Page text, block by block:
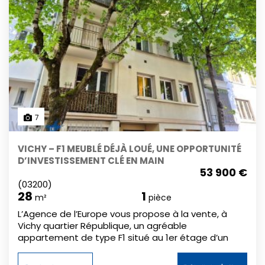
une buanderie + au sous-sol une cave.
7
VICHY – F1 MEUBLÉ DÉJÀ LOUÉ, UNE OPPORTUNITÉ
D’INVESTISSEMENT CLÉ EN MAIN
53 900 €
(03200)
28 m² 1 pièce
L’Agence de l’Europe vous propose à la vente, à
Vichy quartier République, un agréable
appartement de type F1 situé au 1er étage d’un
en très bon état, il se compose d’une entrée, d’une